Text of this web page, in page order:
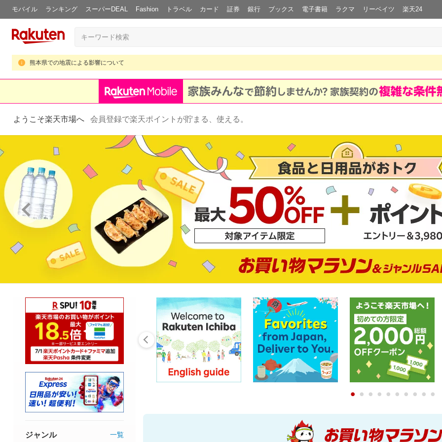
モバイル ランキング スーパーDEAL Fashion トラベル カード 証券 銀行 ブックス 電子書籍 ラクマ リーベイツ 楽天24
熊本県での地震による影響について
ようこそ楽天市場へ 会員登録で楽天ポイントが貯まる、使える。
0 1 2 3 4 5 6 7 8
ジャンル 一覧